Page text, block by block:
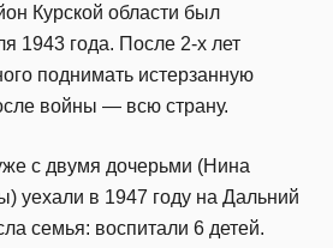
Курской области был
1943 года. После 2-х лет
поднимать истерзанную
войны — всю страну.
с двумя дочерьми (Нина
уехали в 1947 году на Дальний
семья: воспитали 6 детей.